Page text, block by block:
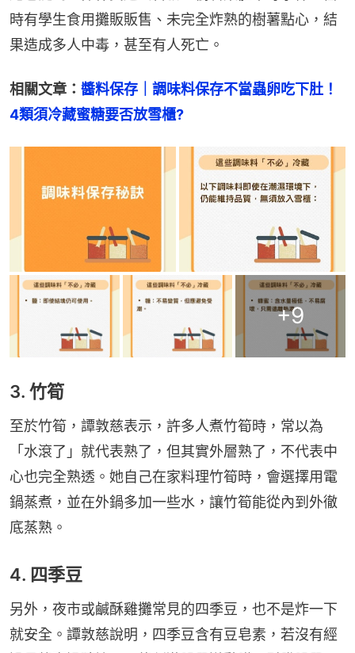
時有學生食用攤販販售、未完全炸熟的樹薯點心，結
果造成多人中毒，甚至有人死亡。
相關文章： 醬料保存｜調味料保存不當蟲卵吃下肚！
4類須冷藏蜜糖要否放雪櫃?
+9
3. 竹筍
至於竹筍，譚敦慈表示，許多人煮竹筍時，常以為
「水滾了」就代表熟了，但其實外層熟了，不代表中
心也完全熟透。她自己在家料理竹筍時，會選擇用電
鍋蒸煮，並在外鍋多加一些水，讓竹筍能從內到外徹
底蒸熟。
4. 四季豆
另外，夜市或鹹酥雞攤常見的四季豆，也不是炸一下
就安全。譚敦慈說明，四季豆含有豆皂素，若沒有經